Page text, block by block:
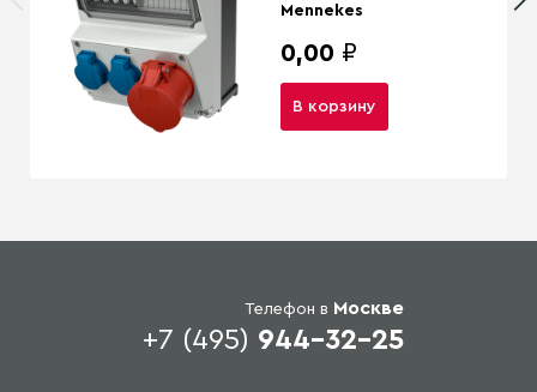
Mennekes
0,00 ₽
В корзину
Телефон в Москве
+7 (495) 944-32-25